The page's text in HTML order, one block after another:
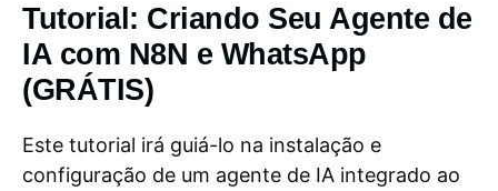
Tutorial: Criando Seu Agente de
IA com N8N e WhatsApp
(GRÁTIS)
Este tutorial irá guiá-lo na instalação e
configuração de um agente de IA integrado ao